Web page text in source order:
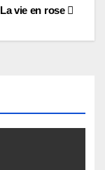
La vie en rose